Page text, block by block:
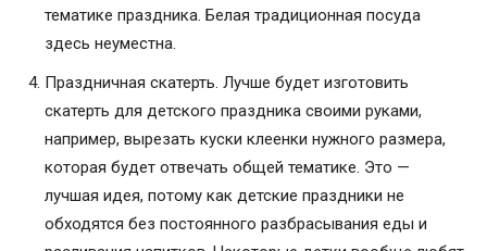
тематике праздника. Белая традиционная посуда
здесь неуместна.
Праздничная скатерть. Лучше будет изготовить
скатерть для детского праздника своими руками,
например, вырезать куски клеенки нужного размера,
которая будет отвечать общей тематике. Это —
лучшая идея, потому как детские праздники не
обходятся без постоянного разбрасывания еды и